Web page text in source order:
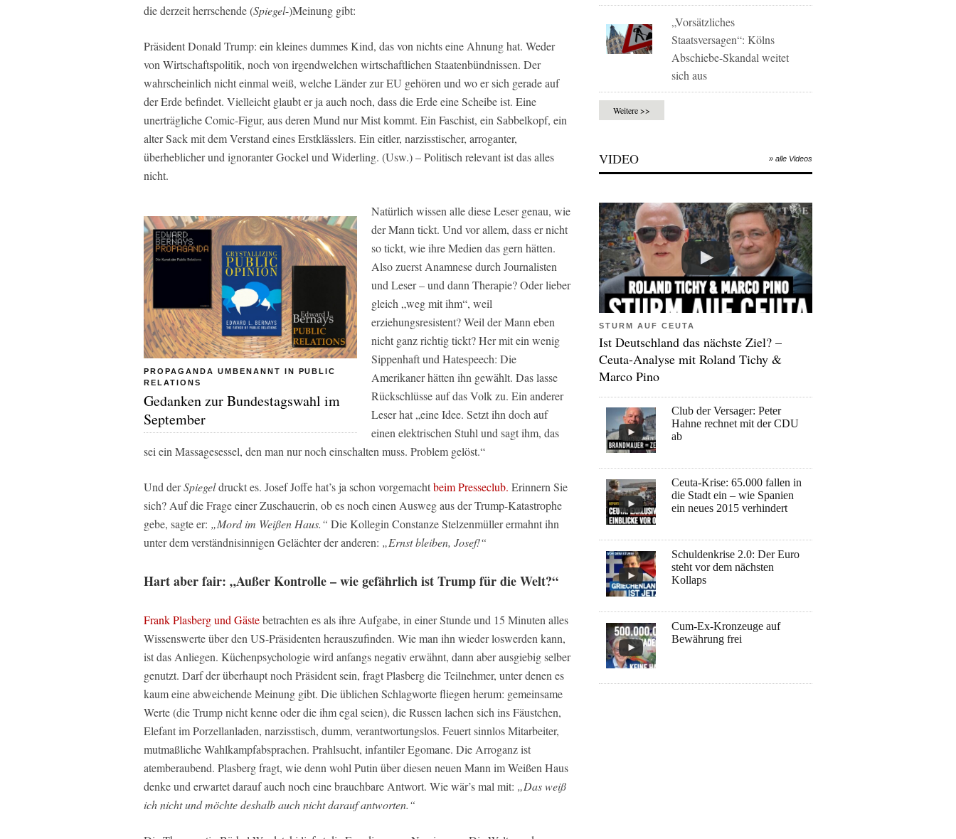
die derzeit herrschende (Spiegel-)Meinung gibt:
Präsident Donald Trump: ein kleines dummes Kind, das von nichts eine Ahnung hat. Weder
von Wirtschaftspolitik, noch von irgendwelchen wirtschaftlichen Staatenbündnissen. Der
wahrscheinlich nicht einmal weiß, welche Länder zur EU gehören und wo er sich gerade auf
der Erde befindet. Vielleicht glaubt er ja auch noch, dass die Erde eine Scheibe ist. Eine
unerträgliche Comic-Figur, aus deren Mund nur Mist kommt. Ein Faschist, ein Sabbelkopf, ein
alter Sack mit dem Verstand eines Erstklässlers. Ein eitler, narzisstischer, arroganter,
überheblicher und ignoranter Gockel und Widerling. (Usw.) – Politisch relevant ist das alles
nicht.
PROPAGANDA UMBENANNT IN PUBLIC
RELATIONS
Gedanken zur Bundestagswahl im
September
Natürlich wissen alle diese Leser genau, wie
der Mann tickt. Und vor allem, dass er nicht
so tickt, wie ihre Medien das gern hätten.
Also zuerst Anamnese durch Journalisten
und Leser – und dann Therapie? Oder lieber
gleich „weg mit ihm“, weil
erziehungsresistent? Weil der Mann eben
nicht ganz richtig tickt? Her mit ein wenig
Sippenhaft und Hatespeech: Die
Amerikaner hätten ihn gewählt. Das lasse
Rückschlüsse auf das Volk zu. Ein anderer
Leser hat „eine Idee. Setzt ihn doch auf
einen elektrischen Stuhl und sagt ihm, das
sei ein Massagesessel, den man nur noch einschalten muss. Problem gelöst.“
Und derSpiegeldruckt es. Josef Joffe hat’s ja schon vorgemachtbeim Presseclub. Erinnern Sie
sich? Auf die Frage einer Zuschauerin, ob es noch einen Ausweg aus der Trump-Katastrophe
gebe, sagte er: „Mord im Weißen Haus.“ Die Kollegin Constanze Stelzenmüller ermahnt ihn
unter dem verständnisinnigen Gelächter der anderen: „Ernst bleiben, Josef!“
Hart aber fair: „Außer Kontrolle – wie gefährlich ist Trump für die Welt?“
Frank Plasberg und Gästebetrachten es als ihre Aufgabe, in einer Stunde und 15 Minuten alles
Wissenswerte über den US-Präsidenten herauszufinden. Wie man ihn wieder loswerden kann,
ist das Anliegen. Küchenpsychologie wird anfangs negativ erwähnt, dann aber ausgiebig selber
genutzt. Darf der überhaupt noch Präsident sein, fragt Plasberg die Teilnehmer, unter denen es
kaum eine abweichende Meinung gibt. Die üblichen Schlagworte fliegen herum: gemeinsame
Werte (die Trump nicht kenne oder die ihm egal seien), die Russen lachen sich ins Fäustchen,
Elefant im Porzellanladen, narzisstisch, dumm, verantwortungslos. Feuert sinnlos Mitarbeiter,
mutmaßliche Wahlkampfabsprachen. Prahlsucht, infantiler Egomane. Die Arroganz ist
atemberaubend. Plasberg fragt, wie denn wohl Putin über diesen neuen Mann im Weißen Haus
denke und erwartet darauf auch noch eine brauchbare Antwort. Wie wär’s mal mit: „Das weiß
ich nicht und möchte deshalb auch nicht darauf antworten.“
„Vorsätzliches
Staatsversagen“: Kölns
Abschiebe-Skandal weitet
sich aus
Weitere >>
VIDEO » alle Videos
STURM AUF CEUTA
Ist Deutschland das nächste Ziel? –
Ceuta-Analyse mit Roland Tichy &
Marco Pino
Club der Versager: Peter
Hahne rechnet mit der CDU
ab
Ceuta-Krise: 65.000 fallen in
die Stadt ein – wie Spanien
ein neues 2015 verhindert
Schuldenkrise 2.0: Der Euro
steht vor dem nächsten
Kollaps
Cum-Ex-Kronzeuge auf
Bewährung frei